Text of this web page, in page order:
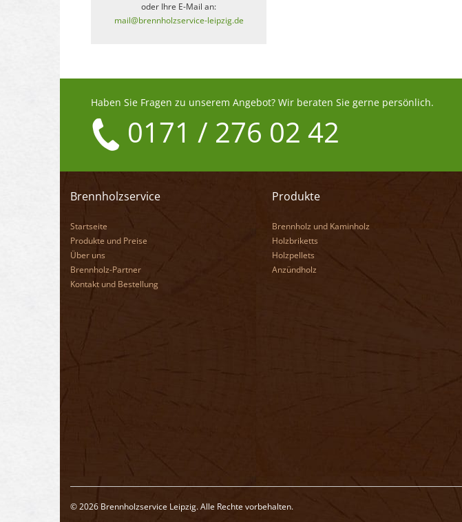
oder Ihre E-Mail an:
mail@brennholzservice-leipzig.de
Haben Sie Fragen zu unserem Angebot? Wir beraten Sie gerne persönlich.
0171 / 276 02 42
Brennholzservice
Startseite
Produkte und Preise
Über uns
Brennholz-Partner
Kontakt und Bestellung
Produkte
Brennholz und Kaminholz
Holzbriketts
Holzpellets
Anzündholz
© 2026 Brennholzservice Leipzig. Alle Rechte vorbehalten.